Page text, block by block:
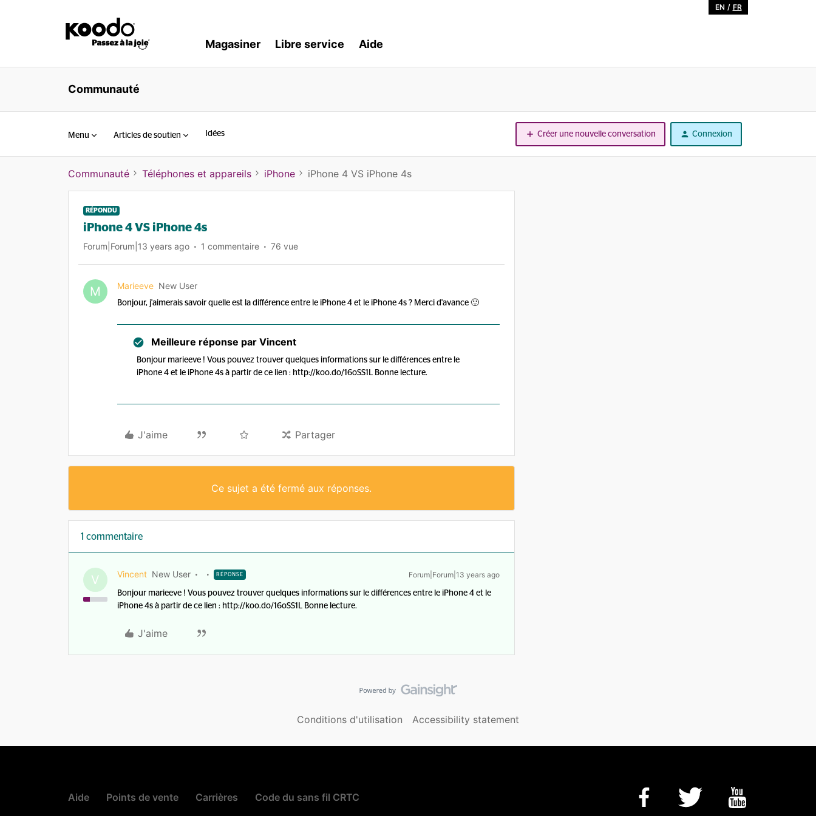
EN / FR
Magasiner Libre service Aide
Communauté
Menu Articles de soutien Idées Créer une nouvelle conversation Connexion
Communauté Téléphones et appareils iPhone iPhone 4 VS iPhone 4s
RÉPONDU
iPhone 4 VS iPhone 4s
Forum|Forum|13 years ago 1 commentaire 76 vue
M Marieeve New User
Bonjour, j'aimerais savoir quelle est la différence entre le iPhone 4 et le iPhone 4s ? Merci d'avance 🙂
Meilleure réponse par Vincent
Bonjour marieeve ! Vous pouvez trouver quelques informations sur le différences entre le
iPhone 4 et le iPhone 4s à partir de ce lien : http://koo.do/16oSS1L Bonne lecture.
J'aime Partager
Ce sujet a été fermé aux réponses.
1 commentaire
V Vincent New User RÉPONSE Forum|Forum|13 years ago
Bonjour marieeve ! Vous pouvez trouver quelques informations sur le différences entre le iPhone 4 et le
iPhone 4s à partir de ce lien : http://koo.do/16oSS1L Bonne lecture.
J'aime
Conditions d'utilisation Accessibility statement
Aide Points de vente Carrières Code du sans fil CRTC